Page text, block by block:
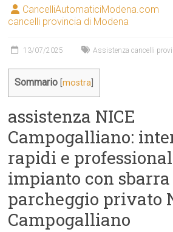
CancelliAutomaticiModena.com
cancelli provincia di Modena
13/07/2025 Assistenza cancelli
Sommario [mostra
assistenza NICE
Campogalliano:
rapidi e
impianto con
parcheggio privato
Campogalliano